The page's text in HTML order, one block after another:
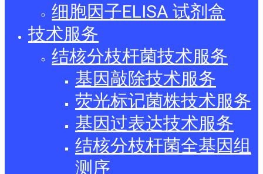
细胞因子ELISA 试剂盒
技术服务
结核分枝杆菌技术服务
基因敲除技术服务
荧光标记菌株技术服务
基因过表达技术服务
结核分枝杆菌全基因组
测序